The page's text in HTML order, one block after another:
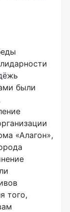
были
«Алагон»,
того,